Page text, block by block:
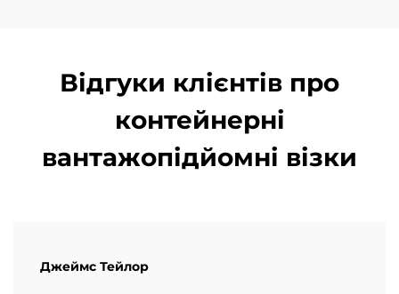
Відгуки клієнтів про
контейнерні
вантажопідйомні візки
Джеймс Тейлор